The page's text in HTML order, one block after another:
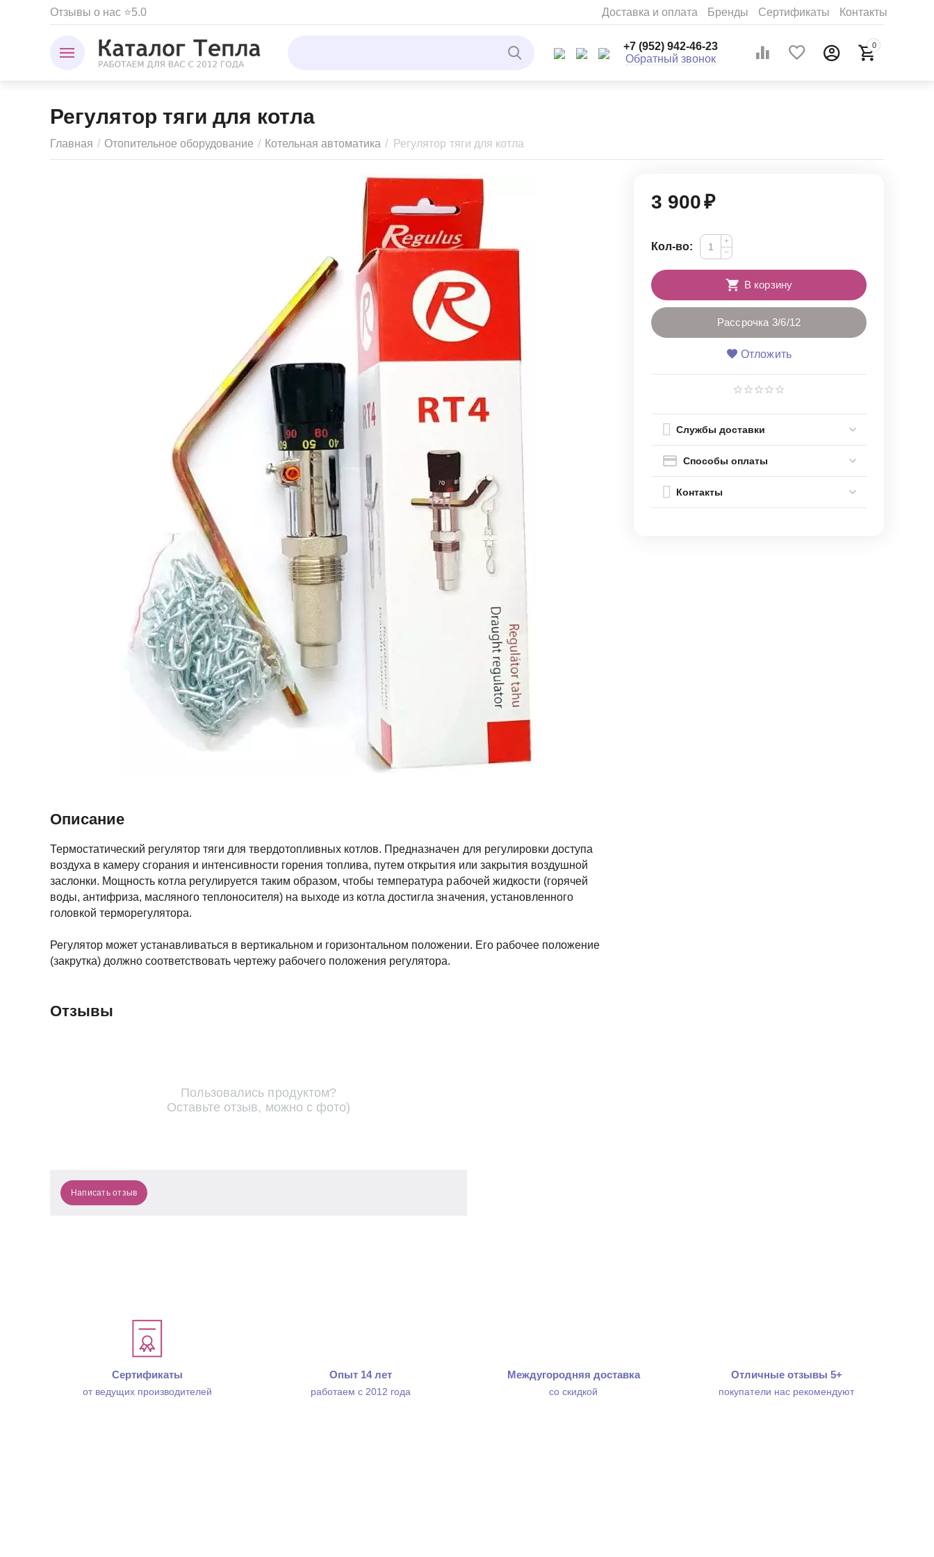
Отзывы о нас ⭐5.0 Доставка и оплата Бренды Сертификаты Контакты
+7 (952) 942-46-23
Обратный звонок
0
Регулятор тяги для котла
Главная / Отопительное оборудование / Котельная автоматика / Регулятор тяги для котла
Описание
Термостатический регулятор тяги для твердотопливных котлов. Предназначен для регулировки доступа
воздуха в камеру сгорания и интенсивности горения топлива, путем открытия или закрытия воздушной
заслонки. Мощность котла регулируется таким образом, чтобы температура рабочей жидкости (горячей
воды, антифриза, масляного теплоносителя) на выходе из котла достигла значения, установленного
головкой терморегулятора.
Регулятор может устанавливаться в вертикальном и горизонтальном положении. Его рабочее положение
(закрутка) должно соответствовать чертежу рабочего положения регулятора.
Отзывы
Пользовались продуктом?
Оставьте отзыв, можно с фото)
Написать отзыв
3 900₽
Кол-во:
+
−
В корзину
Рассрочка 3/6/12
Отложить
Службы доставки
Способы оплаты
Контакты
Сертификаты
от ведущих производителей
Опыт 14 лет
работаем с 2012 года
Междугородняя доставка
со скидкой
Отличные отзывы 5+
покупатели нас рекомендуют